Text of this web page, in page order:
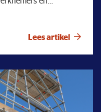
en invullen van de
én buiten de
Lees artikel